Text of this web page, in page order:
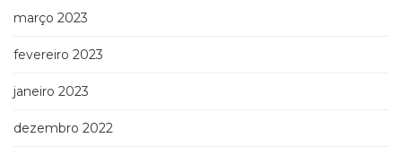
março 2023
fevereiro 2023
janeiro 2023
dezembro 2022